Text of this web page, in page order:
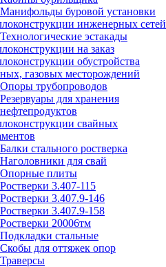
Манифольды буровой установки
инженерных сетей
Технологические эстакады
на заказ
обустройства
газовых месторождений
Опоры трубопроводов
Резервуары для хранения
нефтепродуктов
свайных
Балки стального ростверка
Наголовники для свай
Опорные плиты
Ростверки 3.407-115
Ростверки 3.407.9-146
Ростверки 3.407.9-158
Ростверки 20006тм
Подкладки стальные
Скобы для оттяжек опор
Траверсы